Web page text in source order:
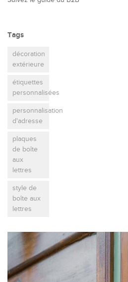
Tags
décoration
extérieure
étiquettes
personnalisées
personnalisation
d'adresse
plaques
de boîte
aux
lettres
style de
boîte aux
lettres